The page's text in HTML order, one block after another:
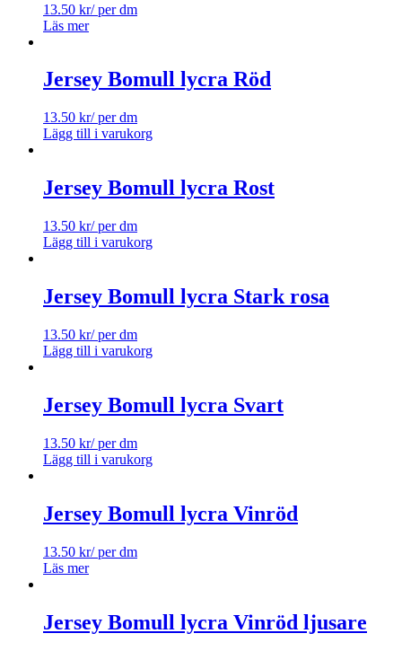
13.50 kr/ per dm
Läs mer
Jersey Bomull lycra Röd
13.50 kr/ per dm
Lägg till i varukorg
Jersey Bomull lycra Rost
13.50 kr/ per dm
Lägg till i varukorg
Jersey Bomull lycra Stark rosa
13.50 kr/ per dm
Lägg till i varukorg
Jersey Bomull lycra Svart
13.50 kr/ per dm
Lägg till i varukorg
Jersey Bomull lycra Vinröd
13.50 kr/ per dm
Läs mer
Jersey Bomull lycra Vinröd ljusare